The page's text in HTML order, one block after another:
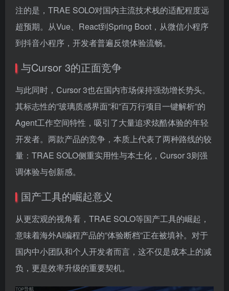
注的是，TRAE SOLO对国内主流技术栈的适配程度远
超预期。从Vue、React到Spring Boot，从微信小程序
到抖音小程序，开发者普遍反馈体验流畅。
与Cursor 3的正面竞争
与此同时，Cursor 3也在国内市场保持强劲增长势头。
其标志性的”玻璃质感界面”和”百万行项目一键解析”的
Agent工作空间特性，吸引了大量追求炫酷体验的年轻
开发者。两款产品的竞争，本质上代表了两种路线的较
量：TRAE SOLO侧重实用性与本土化，Cursor 3则强
调体验与创新感。
国产工具的崛起意义
从更宏观的视角看，TRAE SOLO等国产工具的崛起，
意味着海外AI编程产品的”体验断档”正在被填补。对于
国内中小团队和个人开发者而言，这不仅是成本上的减
负，更是效率升级的重要契机。